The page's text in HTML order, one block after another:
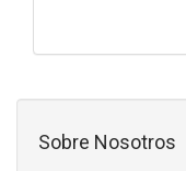
Sobre Nosotros